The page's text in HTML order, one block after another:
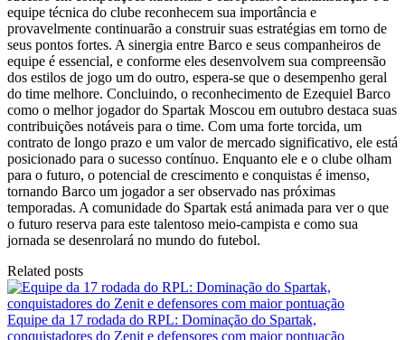
equipe técnica do clube reconhecem sua importância e
provavelmente continuarão a construir suas estratégias em torno de
seus pontos fortes. A sinergia entre Barco e seus companheiros de
equipe é essencial, e conforme eles desenvolvem sua compreensão
dos estilos de jogo um do outro, espera-se que o desempenho geral
do time melhore. Concluindo, o reconhecimento de Ezequiel Barco
como o melhor jogador do Spartak Moscou em outubro destaca suas
contribuições notáveis ​​para o time. Com uma forte torcida, um
contrato de longo prazo e um valor de mercado significativo, ele está
posicionado para o sucesso contínuo. Enquanto ele e o clube olham
para o futuro, o potencial de crescimento e conquistas é imenso,
tornando Barco um jogador a ser observado nas próximas
temporadas. A comunidade do Spartak está animada para ver o que
o futuro reserva para este talentoso meio-campista e como sua
jornada se desenrolará no mundo do futebol.
Related posts
Equipe da 17 rodada do RPL: ​​Dominação do Spartak,
conquistadores do Zenit e defensores com maior pontuação